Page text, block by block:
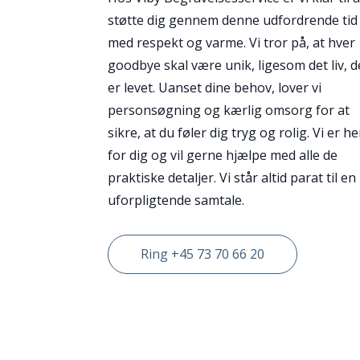
støtte dig gennem denne udfordrende tid
med respekt og varme. Vi tror på, at hver
goodbye skal være unik, ligesom det liv,
er levet. Uanset dine behov, lover vi
personsøgning og kærlig omsorg for at
sikre, at du føler dig tryg og rolig. Vi er
for dig og vil gerne hjælpe med alle de
praktiske detaljer. Vi står altid parat til en
uforpligtende samtale.
Ring +45 73 70 66 20